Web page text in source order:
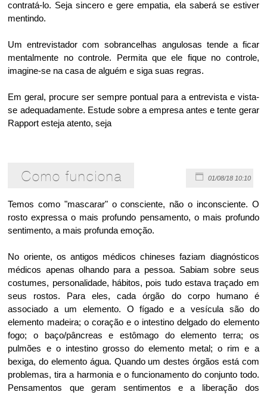
contratá-lo. Seja sincero e gere empatia, ela saberá se estiver
mentindo.
Um entrevistador com sobrancelhas angulosas tende a ficar
mentalmente no controle. Permita que ele fique no controle,
imagine-se na casa de alguém e siga suas regras.
Em geral, procure ser sempre pontual para a entrevista e vista-
se adequadamente. Estude sobre a empresa antes e tente gerar
Rapport esteja atento, seja
Como funciona 01/08/18 10:10
Temos como "mascarar" o consciente, não o inconsciente. O
rosto expressa o mais profundo pensamento, o mais profundo
sentimento, a mais profunda emoção.
No oriente, os antigos médicos chineses faziam diagnósticos
médicos apenas olhando para a pessoa. Sabiam sobre seus
costumes, personalidade, hábitos, pois tudo estava traçado em
seus rostos. Para eles, cada órgão do corpo humano é
associado a um elemento. O fígado e a vesícula são do
elemento madeira; o coração e o intestino delgado do elemento
fogo; o baço/pâncreas e estômago do elemento terra; os
pulmões e o intestino grosso do elemento metal; o rim e a
bexiga, do elemento água. Quando um destes órgãos está com
problemas, tira a harmonia e o funcionamento do conjunto todo.
Pensamentos que geram sentimentos e a liberação dos